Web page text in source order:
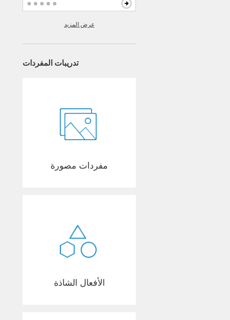
عرض المزيد
تدريبات المفردات
مفردات مصورة
الأفعال الشاذة